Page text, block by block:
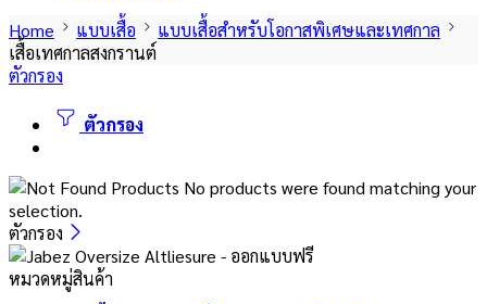
Home
แบบเสื้อ
แบบเสื้อสำหรับโอกาสพิเศษและเทศกาล
เสื้อเทศกาลสงกรานต์
ตัวกรอง
ตัวกรอง
No products were found matching your
selection.
ตัวกรอง
หมวดหมู่สินค้า